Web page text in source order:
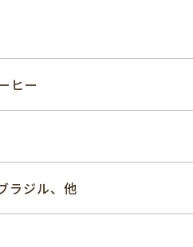
ヒー
ラジル、他